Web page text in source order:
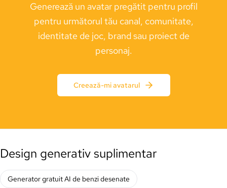
Generează un avatar pregătit pentru profil
pentru următorul tău canal, comunitate,
identitate de joc, brand sau proiect de
personaj.
Creează-mi avatarul
Design generativ suplimentar
Generator gratuit AI de benzi desenate